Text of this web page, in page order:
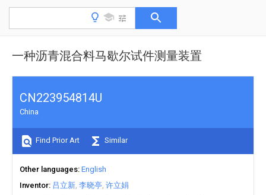
一种沥青混合料马歇尔试件测量装置
CN223954814U
China
Find Prior Art Similar
Other languages English
Inventor 吕立新 李晓亭 许立娟